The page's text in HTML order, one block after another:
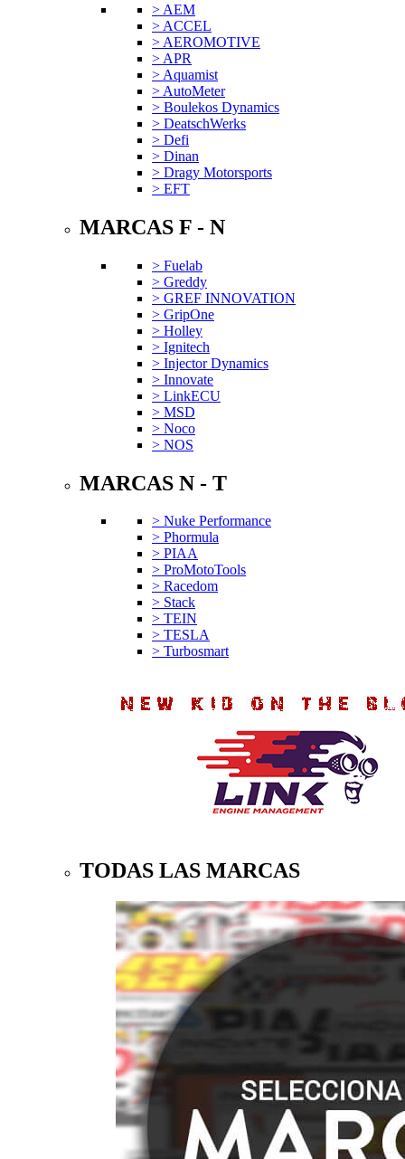
> AEM
> ACCEL
> AEROMOTIVE
> APR
> Aquamist
> AutoMeter
> Boulekos Dynamics
> DeatschWerks
> Defi
> Dinan
> Dragy Motorsports
> EFT
MARCAS F - N
> Fuelab
> Greddy
> GREF INNOVATION
> GripOne
> Holley
> Ignitech
> Injector Dynamics
> Innovate
> LinkECU
> MSD
> Noco
> NOS
MARCAS N - T
> Nuke Performance
> Phormula
> PIAA
> ProMotoTools
> Racedom
> Stack
> TEIN
> TESLA
> Turbosmart
TODAS LAS MARCAS